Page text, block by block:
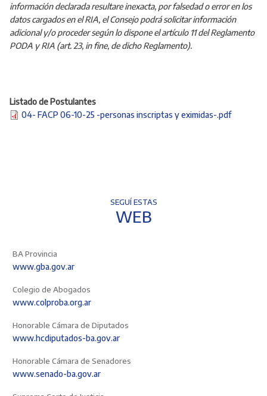
información declarada resultare inexacta, por falsedad o error en los
datos cargados en el RIA, el Consejo podrá solicitar información
adicional y/o proceder según lo dispone el artículo 11 del Reglamento
PODA y RIA (art. 23, in fine, de dicho Reglamento).
Listado de Postulantes
04- FACP 06-10-25 -personas inscriptas y eximidas-.pdf
SEGUÍ ESTAS
WEB
BA Provincia
www.gba.gov.ar
Colegio de Abogados
www.colproba.org.ar
Honorable Cámara de Diputados
www.hcdiputados-ba.gov.ar
Honorable Cámara de Senadores
www.senado-ba.gov.ar